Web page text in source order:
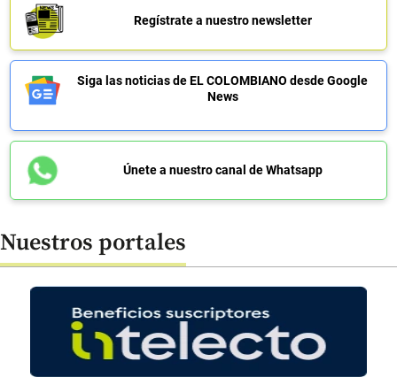
Regístrate a nuestro newsletter
Siga las noticias de EL COLOMBIANO desde Google
News
Únete a nuestro canal de Whatsapp
Nuestros portales